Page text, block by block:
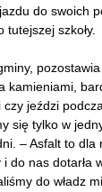
do swoich
tutejszej szkoły.
kamieniami,
jeździ
się tylko w
– Asfalt to dla
do nas dotarła
do władz